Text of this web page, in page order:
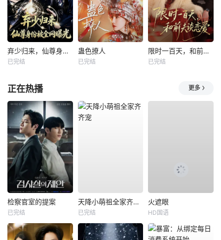
弃少归来，仙尊身份被全网曝光
已完结
蛊色撩人
已完结
限时一百天，和前夫谈恋爱
已完结
正在热播 更多
检察官室的提案
已完结
天降小萌祖全家齐齐宠
已完结
火遮眼
HD国语